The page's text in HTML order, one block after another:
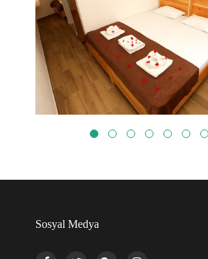
Sosyal Medya